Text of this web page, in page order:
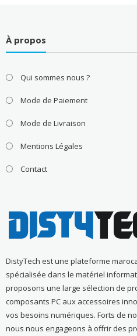
À propos
Qui sommes nous ?
Mode de Paiement
Mode de Livraison
Mentions Légales
Contact
DistyTech est une plateforme
spécialisée dans le matériel
proposons une large sélection de
composants PC aux accessoires
vos besoins numériques. Forts de
nous nous engageons à offrir des